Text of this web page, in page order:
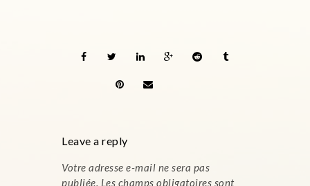
Leave a reply
Votre adresse e-mail ne sera pas
publiée. Les champs obligatoires sont